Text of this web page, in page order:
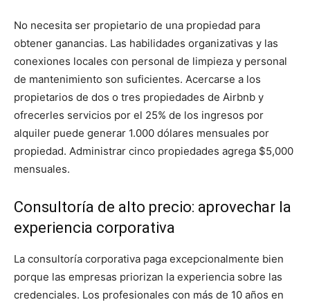
No necesita ser propietario de una propiedad para
obtener ganancias. Las habilidades organizativas y las
conexiones locales con personal de limpieza y personal
de mantenimiento son suficientes. Acercarse a los
propietarios de dos o tres propiedades de Airbnb y
ofrecerles servicios por el 25% de los ingresos por
alquiler puede generar 1.000 dólares mensuales por
propiedad. Administrar cinco propiedades agrega $5,000
mensuales.
Consultoría de alto precio: aprovechar la
experiencia corporativa
La consultoría corporativa paga excepcionalmente bien
porque las empresas priorizan la experiencia sobre las
credenciales. Los profesionales con más de 10 años en